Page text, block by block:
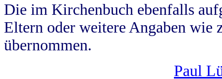
Die im Kirchenbuch ebenfalls
Eltern oder weitere Angaben wie
übernommen.
Paul